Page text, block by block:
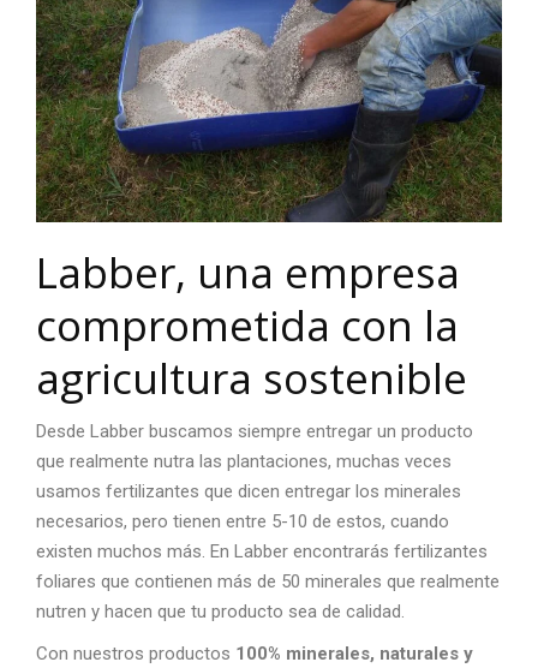
Labber, una empresa
comprometida con la
agricultura sostenible
Desde Labber buscamos siempre entregar un producto
que realmente nutra las plantaciones, muchas veces
usamos fertilizantes que dicen entregar los minerales
necesarios, pero tienen entre 5-10 de estos, cuando
existen muchos más. En Labber encontrarás fertilizantes
foliares que contienen más de 50 minerales que realmente
nutren y hacen que tu producto sea de calidad.
Con nuestros productos 100% minerales, naturales y